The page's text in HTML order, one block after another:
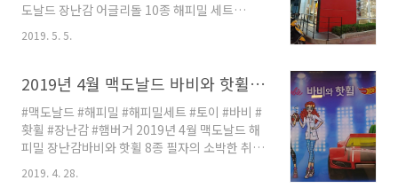
도날드 장난감 어글리돌 10종 해피밀 세트
(McDonald's Happy Meal Toy Corea) 2019
년 5월은 즐거운 행사가 많죠특히 5월은 어린이
심을 찾아 직접 운전을 하면서이른 새벽에 맥도
해피밀 신상 장난감이 출시되었습니다필자는 고
민없이 해피밀 세트를 무려 3개나 주문했습니다
5월은 어글리돌 이라는 장난감 피규어 인데예전
의 해피밀 토이에 비교해 이번건은 큰편입니다집
2019. 5. 5.
2019년 4월 맥도날드 바비와 핫휠 8종 토이 해피밀 세트 (McDonald's Happy Meal Toy Corea) 강월드 피규어
#맥도날드 #해피밀 #해피밀세트 #토이 #바비 #
홧휠 #장난감 #햄버거 2019년 4월 맥도날드 해
피밀 장난감바비와 핫휠 8종 필자의 소박한 취미
중 하나가 맥도날드 해피밀 장난감 구매입니다물
론 예전처럼 소장은 하지 않지만 그래도 관심을
2019. 4. 28.